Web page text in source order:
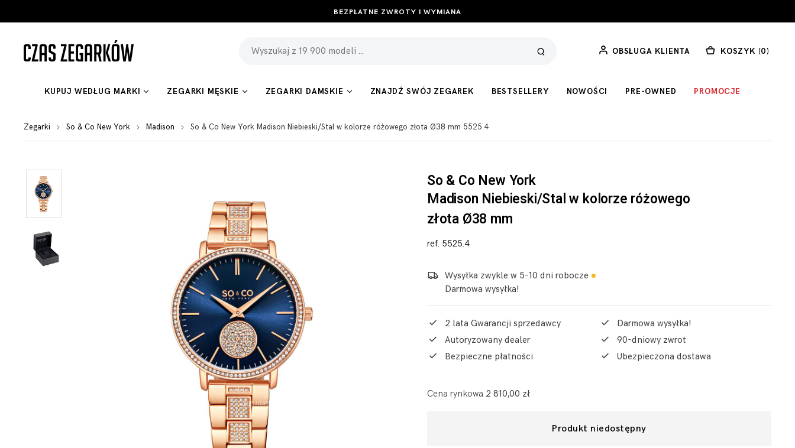
BEZPŁATNE ZWROTY I WYMIANA
OBSŁUGA KLIENTA KOSZYK (0)
KUPUJ WEDŁUG MARKI ZEGARKI MĘSKIE ZEGARKI DAMSKIE ZNAJDŹ SWÓJ ZEGAREK BESTSELLERY NOWOŚCI PRE-OWNED PROMOCJE
Zegarki So & Co New York Madison So & Co New York Madison Niebieski/Stal w kolorze różowego złota Ø38 mm 5525.4
So & Co New York
Madison Niebieski/Stal w kolorze różowego
złota Ø38 mm
ref. 5525.4
Wysyłka zwykle w 5-10 dni robocze
Darmowa wysyłka!
2 lata Gwarancji sprzedawcy
Darmowa wysyłka!
Autoryzowany dealer
90-dniowy zwrot
Bezpieczne płatności
Ubezpieczona dostawa
Cena rynkowa 2 810,00 zł
Produkt niedostępny